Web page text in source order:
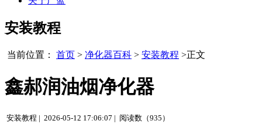
安装教程
当前位置： 首页 > 净化器百科 > 安装教程 >正文
鑫郝润油烟净化器
安装教程 | 2026-05-12 17:06:07 | 阅读数（935）